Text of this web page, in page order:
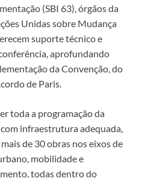
(SBI 63), órgãos da
Unidas sobre Mudança
suporte técnico e
aprofundando
da Convenção, do
de Paris.
toda a programação da
infraestrutura adequada,
de 30 obras nos eixos de
mobilidade e
todas dentro do